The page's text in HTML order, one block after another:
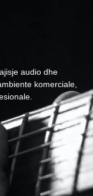
audio dhe
komerciale,